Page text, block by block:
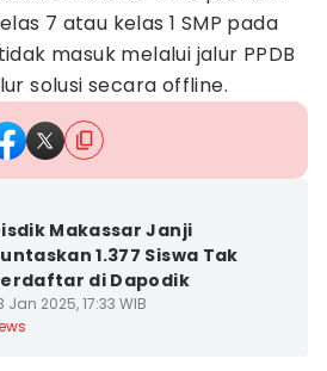
7 atau kelas 1 SMP pada
masuk melalui jalur PPDB
solusi secara offline.
Makassar Janji
1.377 Siswa Tak
di Dapodik
Jan 2025, 17:33 WIB